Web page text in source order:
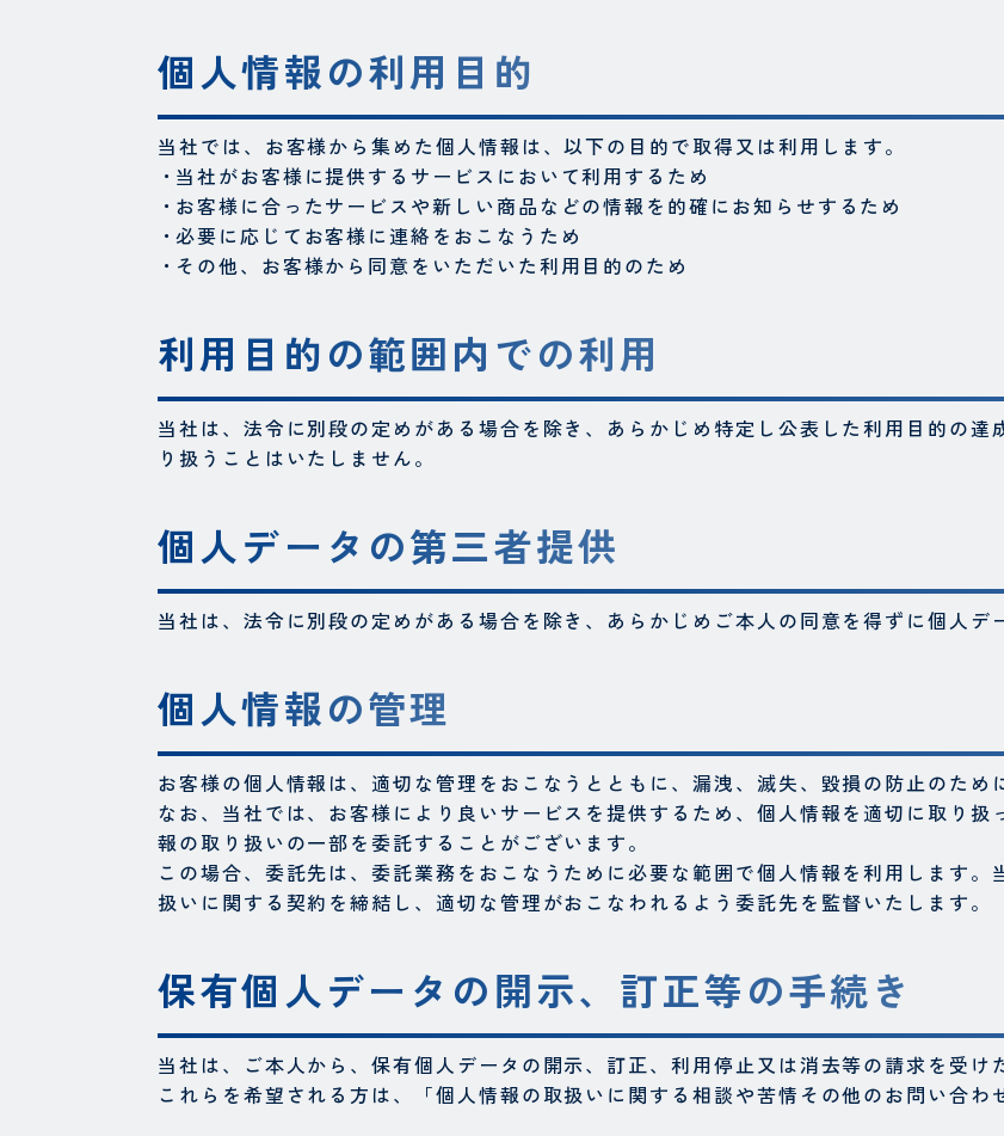
個人情報の利用目的
当社では、お客様から集めた個人情報は、以下の目的で取得又は利用します。
当社がお客様に提供するサービスにおいて利用するため
お客様に合ったサービスや新しい商品などの情報を的確にお知らせするため
必要に応じてお客様に連絡をおこなうため
その他、お客様から同意をいただいた利用目的のため
利用目的の範囲内での利用
当社は、法令に別段の定めがある場合を除き、あらかじめ特定し公表した利用目的の
り扱うことはいたしません。
個人データの第三者提供
当社は、法令に別段の定めがある場合を除き、あらかじめご本人の同意を得ずに個人デ
個人情報の管理
お客様の個人情報は、適切な管理をおこなうとともに、漏洩、滅失、毀損の防止のため
なお、当社では、お客様により良いサービスを提供するため、個人情報を適切に取り
報の取り扱いの一部を委託することがございます。
この場合、委託先は、委託業務をおこなうために必要な範囲で個人情報を利用します
扱いに関する契約を締結し、適切な管理がおこなわれるよう委託先を監督いたします。
保有個人データの開示、 訂正等の手続き
当社は、ご本人から、保有個人データの開示、訂正、利用停止又は消去等の請求を受け
これらを希望される方は、「個人情報の取扱いに関する相談や苦情その他のお問い合わ